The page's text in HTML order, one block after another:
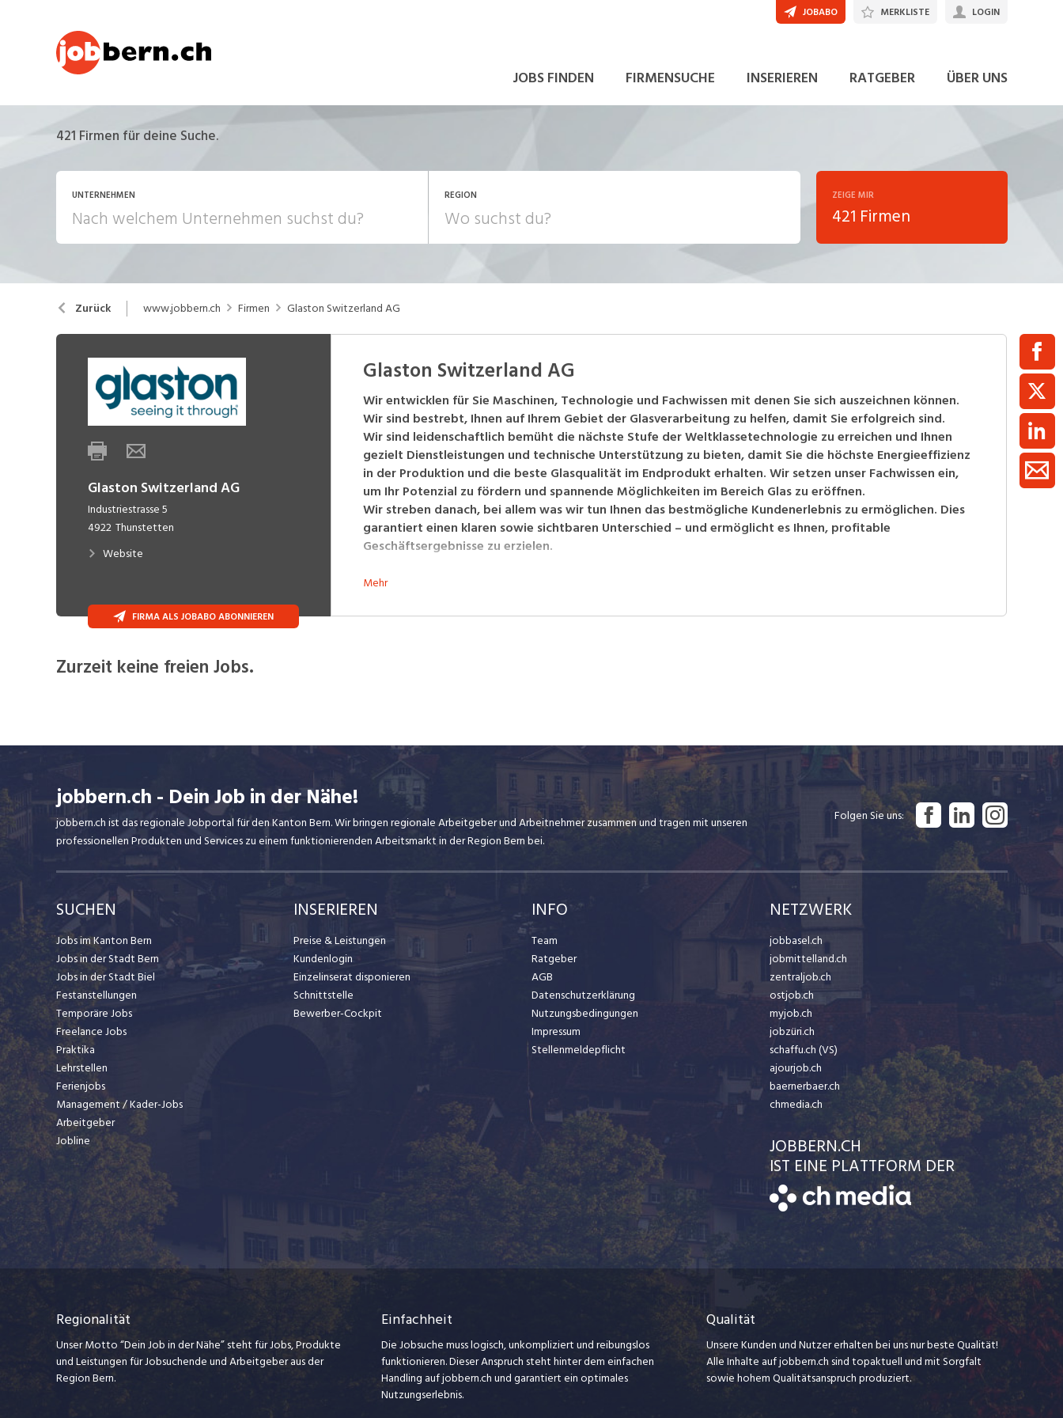
JOBS FINDEN FIRMENSUCHE INSERIEREN RATGEBER ÜBER UNS
JOBABO MERKLISTE LOGIN
421 Firmen für deine Suche.
UNTERNEHMEN REGION ZEIGE MIR
421 Firmen
Zurück www.jobbern.ch Firmen Glaston Switzerland AG
Glaston Switzerland AG
Industriestrasse 5
4922 Thunstetten
Website
FIRMA ALS JOBABO ABONNIEREN
Glaston Switzerland AG
Wir entwicklen für Sie Maschinen, Technologie und Fachwissen mit denen Sie sich auszeichnen können.
Wir sind bestrebt, Ihnen auf Ihrem Gebiet der Glasverarbeitung zu helfen, damit Sie erfolgreich sind.
Wir sind leidenschaftlich bemüht die nächste Stufe der Weltklassetechnologie zu erreichen und Ihnen
gezielt Dienstleistungen und technische Unterstützung zu bieten, damit Sie die höchste Energieeffizienz
in der Produktion und die beste Glasqualität im Endprodukt erhalten. Wir setzen unser Fachwissen ein,
um Ihr Potenzial zu fördern und spannende Möglichkeiten im Bereich Glas zu eröffnen.
Wir streben danach, bei allem was wir tun Ihnen das bestmögliche Kundenerlebnis zu ermöglichen. Dies
garantiert einen klaren sowie sichtbaren Unterschied – und ermöglicht es Ihnen, profitable
Geschäftsergebnisse zu erzielen.
Mehr
Zurzeit keine freien Jobs.
jobbern.ch - Dein Job in der Nähe!
jobbern.ch ist das regionale Jobportal für den Kanton Bern. Wir bringen regionale Arbeitgeber und Arbeitnehmer zusammen und tragen mit unseren
professionellen Produkten und Services zu einem funktionierenden Arbeitsmarkt in der Region Bern bei.
Folgen Sie uns
SUCHEN
Jobs im Kanton Bern
Jobs in der Stadt Bern
Jobs in der Stadt Biel
Festanstellungen
Temporäre Jobs
Freelance Jobs
Praktika
Lehrstellen
Ferienjobs
Management / Kader-Jobs
Arbeitgeber
Jobline
INSERIEREN
Preise & Leistungen
Kundenlogin
Einzelinserat disponieren
Schnittstelle
Bewerber-Cockpit
INFO
Team
Ratgeber
AGB
Datenschutzerklärung
Nutzungsbedingungen
Impressum
Stellenmeldepflicht
NETZWERK
jobbasel.ch
jobmittelland.ch
zentraljob.ch
ostjob.ch
myjob.ch
jobzüri.ch
schaffu.ch (VS)
ajourjob.ch
baernerbaer.ch
chmedia.ch
JOBBERN.CH
IST EINE PLATTFORM DER
Regionalität
Unser Motto “Dein Job in der Nähe” steht für Jobs, Produkte
und Leistungen für Jobsuchende und Arbeitgeber aus der
Region Bern.
Einfachheit
Die Jobsuche muss logisch, unkompliziert und reibungslos
funktionieren. Dieser Anspruch steht hinter dem einfachen
Handling auf jobbern.ch und garantiert ein optimales
Nutzungserlebnis.
Qualität
Unsere Kunden und Nutzer erhalten bei uns nur beste Qualität!
Alle Inhalte auf jobbern.ch sind topaktuell und mit Sorgfalt
sowie hohem Qualitätsanspruch produziert.